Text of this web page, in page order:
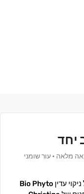
יחד
מלאה · עור שומני